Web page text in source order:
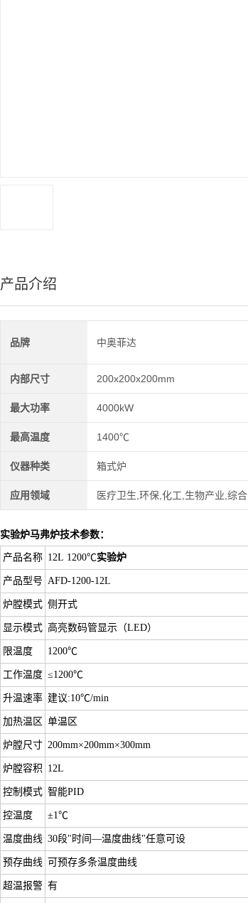
产品介绍
品牌 中奥菲达
内部尺寸 200x200x200mm
最大功率 4000kW
最高温度 1400℃
仪器种类 箱式炉
应用领域 医疗卫生,环保,化工,生物产业,综合
实验炉马弗炉技术参数：
产品名称 12L 1200℃实验炉
产品型号 AFD-1200-12L
炉膛模式 侧开式
显示模式 高亮数码管显示（LED）
限温度 1200℃
工作温度 ≤1200℃
升温速率 建议:10℃/min
加热温区 单温区
炉膛尺寸 200mm×200mm×300mm
炉膛容积 12L
控制模式 智能PID
控温度 ±1℃
温度曲线 30段"时间—温度曲线"任意可设
预存曲线 可预存多条温度曲线
超温报警 有